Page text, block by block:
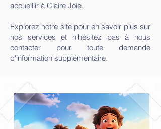
accueillir à Claire Joie.
Explorez notre site pour en savoir plus sur
nos services et n'hésitez pas à nous
contacter pour toute demande
d'information supplémentaire.